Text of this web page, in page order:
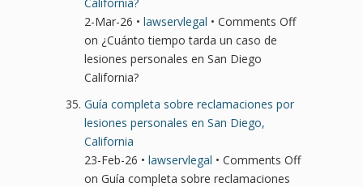
2-Mar-26 • lawservlegal • Comments Off
on ¿Cuánto tiempo tarda un caso de
lesiones personales en San Diego
California?
Guía completa sobre reclamaciones por
lesiones personales en San Diego,
California
23-Feb-26 • lawservlegal • Comments Off
on Guía completa sobre reclamaciones